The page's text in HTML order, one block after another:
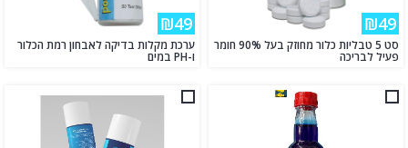
₪49
סט 5 טבליות כלור מחוזק בעל 90% חומר
פעיל לבריכה
₪49
ערכת מקלות בדיקה לאבחון רמת הכלור
ו-PH במים